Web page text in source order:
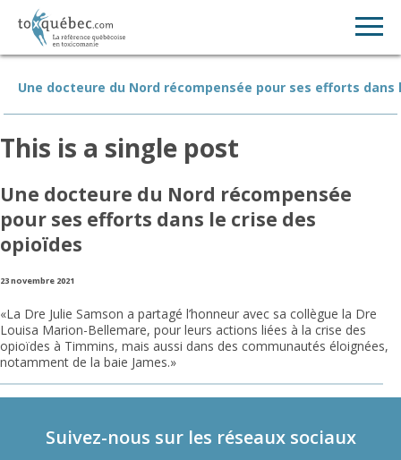
Une docteure du Nord récompensée pour ses efforts dans
This is a single post
Une docteure du Nord récompensée
pour ses efforts dans le crise des
opioïdes
23 novembre 2021
«La Dre Julie Samson a partagé l’honneur avec sa collègue la Dre
Louisa Marion-Bellemare, pour leurs actions liées à la crise des
opioïdes à Timmins, mais aussi dans des communautés éloignées,
notamment de la baie James.»
Suivez-nous sur les réseaux sociaux